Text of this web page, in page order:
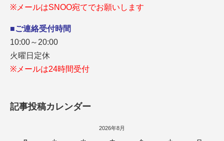
※メールはSNOO宛てでお願いします
■ご連絡受付時間
10:00～20:00
火曜日定休
※メールは24時間受付
記事投稿カレンダー
2026年8月